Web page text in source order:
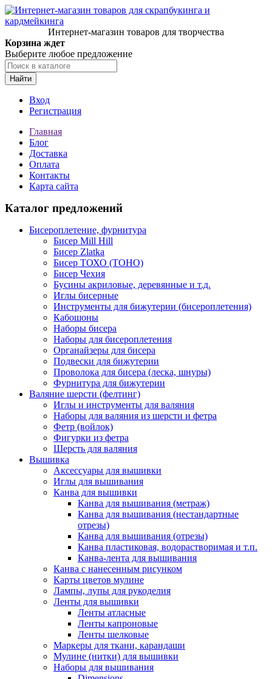
Интернет-магазин товаров для творчества
Корзина ждет
Выберите любое предложение
Найти
Вход
Регистрация
Главная
Блог
Доставка
Оплата
Контакты
Карта сайта
Каталог предложений
Бисероплетение, фурнитура
Бисер Mill Hill
Бисер Zlatka
Бисер ТОХО (TOHO)
Бисер Чехия
Бусины акриловые, деревянные и т.д.
Иглы бисерные
Инструменты для бижутерии (бисероплетения)
Кабошоны
Наборы бисера
Наборы для бисероплетения
Органайзеры для бисера
Подвески для бижутерии
Проволока для бисера (леска, шнуры)
Фурнитура для бижутерии
Валяние шерсти (фелтинг)
Иглы и инструменты для валяния
Наборы для валяния из шерсти и фетра
Фетр (войлок)
Фигурки из фетра
Шерсть для валяния
Вышивка
Аксессуары для вышивки
Иглы для вышивания
Канва для вышивки
Канва для вышивания (метраж)
Канва для вышивания (нестандартные
отрезы)
Канва для вышивания (отрезы)
Канва пластиковая, водорастворимая и т.п.
Канва-лента для вышивания
Канва с нанесенным рисунком
Карты цветов мулине
Лампы, лупы для рукоделия
Ленты для вышивки
Ленты атласные
Ленты капроновые
Ленты шелковые
Маркеры для ткани, карандаши
Мулине (нитки) для вышивки
Наборы для вышивания